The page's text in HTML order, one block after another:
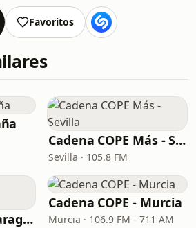
Favoritos
Cadena COPE Más - Sevilla
Sevilla · 105.8 FM
Cadena COPE - Zaragoza
Cadena COPE - Murcia
Murcia · 106.9 FM - 711 AM